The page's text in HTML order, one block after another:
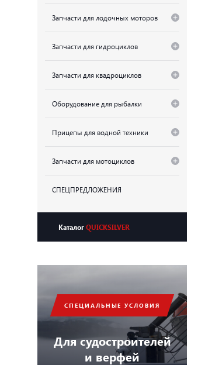
Запчасти для лодочных моторов
Запчасти для гидроциклов
Запчасти для квадроциклов
Оборудование для рыбалки
Прицепы для водной техники
Запчасти для мотоциклов
СПЕЦПРЕДЛОЖЕНИЯ
КаталогQUICKSILVER
СПЕЦИАЛЬНЫЕ УСЛОВИЯ
Для судостроителей
и верфей